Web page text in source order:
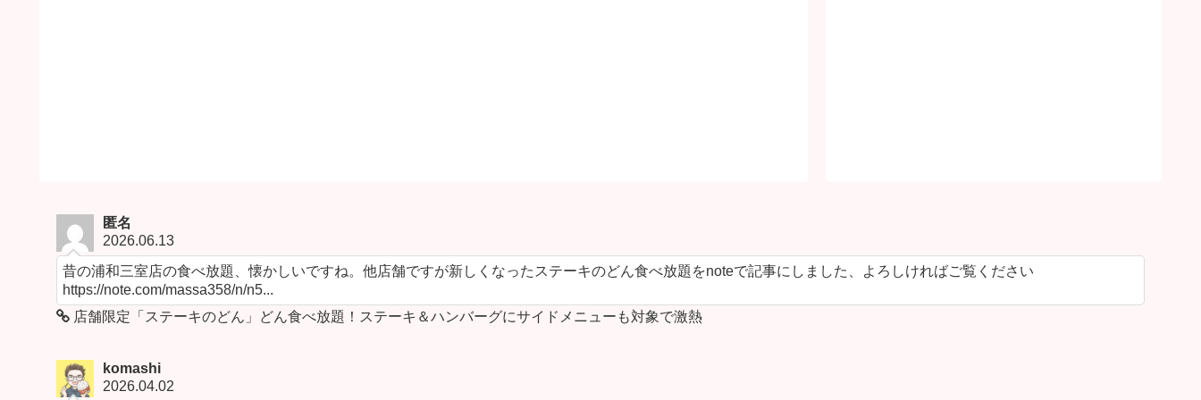
匿名
2026.06.13
昔の浦和三室店の食べ放題、懐かしいですね。他店舗ですが新しくなったステーキのどん食べ放題をnoteで記事にしました、よろしければご覧ください
https://note.com/massa358/n/n5...
店舗限定「ステーキのどん」どん食べ放題！ステーキ＆ハンバーグにサイドメニューも対象で激熱
komashi
2026.04.02